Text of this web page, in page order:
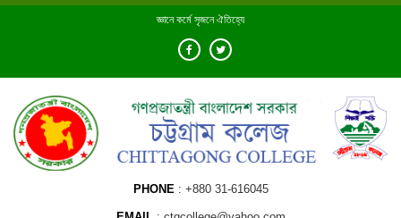
Skip
জ্ঞানে কর্মে সৃজনে ঐতিহ্যে
PHONE +880 31-616045